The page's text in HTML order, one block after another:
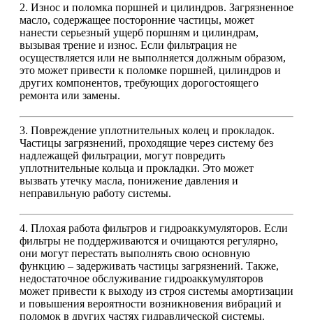
2. Износ и поломка поршней и цилиндров. Загрязненное
масло, содержащее посторонние частицы, может
нанести серьезный ущерб поршням и цилиндрам,
вызывая трение и износ. Если фильтрация не
осуществляется или не выполняется должным образом,
это может привести к поломке поршней, цилиндров и
других компонентов, требующих дорогостоящего
ремонта или замены.
3. Повреждение уплотнительных колец и прокладок.
Частицы загрязнений, проходящие через систему без
надлежащей фильтрации, могут повредить
уплотнительные кольца и прокладки. Это может
вызвать утечку масла, понижение давления и
неправильную работу системы.
4. Плохая работа фильтров и гидроаккумуляторов. Если
фильтры не поддерживаются и очищаются регулярно,
они могут перестать выполнять свою основную
функцию – задерживать частицы загрязнений. Также,
недостаточное обслуживание гидроаккумуляторов
может привести к выходу из строя системы амортизации
и повышения вероятности возникновения вибраций и
поломок в других частях гидравлической системы.